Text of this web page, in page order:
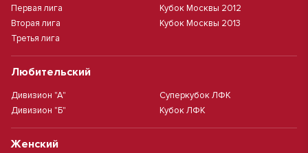
Первая лига
Вторая лига
Третья лига
Кубок Москвы 2012
Кубок Москвы 2013
Любительский
Дивизион "А"
Дивизион "Б"
Суперкубок ЛФК
Кубок ЛФК
Женский